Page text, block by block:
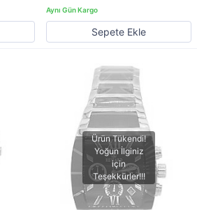
Sepete Ekle